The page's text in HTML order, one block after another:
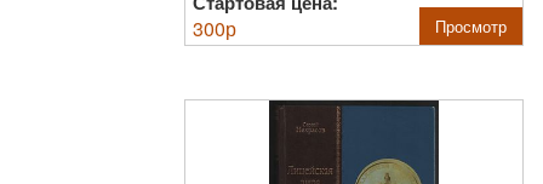
300р Просмотр